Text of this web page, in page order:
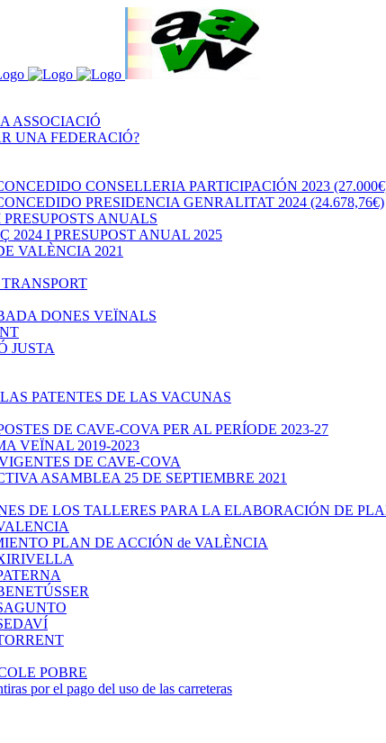
ASSOCIACIÓ
UNA FEDERACIÓ?
CONSELLERIA PARTICIPACIÓN 2023
PRESIDENCIA GENRALITAT 2024 (24.678,76€)
ANUALS
2024 I PRESUPOST ANUAL 2025
VALÈNCIA 2021
DONES VEÏNALS
JUSTA
PATENTES DE LAS VACUNAS
DE CAVE-COVA PER AL PERÍODE 2023-27
VEÏNAL 2019-2023
DE CAVE-COVA
ASAMBLEA 25 DE SEPTIEMBRE 2021
DE LOS TALLERES PARA LA ELABORACIÓN DE
PLAN DE ACCIÓN de VALÈNCIA
POBRE
por el pago del uso de las carreteras